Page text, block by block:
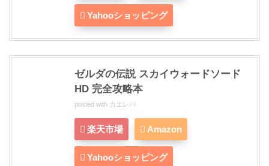
Yahooショッピング
ゼルダの伝説 スカイウォードソード
HD 完全攻略本
posted with カエレバ
楽天市場 Amazon
Yahooショッピング